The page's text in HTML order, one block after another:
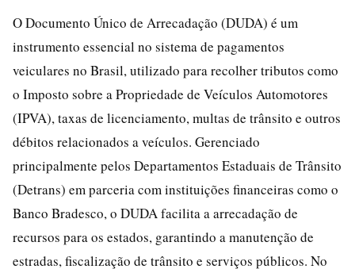
O Documento Único de Arrecadação (DUDA) é um
instrumento essencial no sistema de pagamentos
veiculares no Brasil, utilizado para recolher tributos como
o Imposto sobre a Propriedade de Veículos Automotores
(IPVA), taxas de licenciamento, multas de trânsito e outros
débitos relacionados a veículos. Gerenciado
principalmente pelos Departamentos Estaduais de Trânsito
(Detrans) em parceria com instituições financeiras como o
Banco Bradesco, o DUDA facilita a arrecadação de
recursos para os estados, garantindo a manutenção de
estradas, fiscalização de trânsito e serviços públicos. No